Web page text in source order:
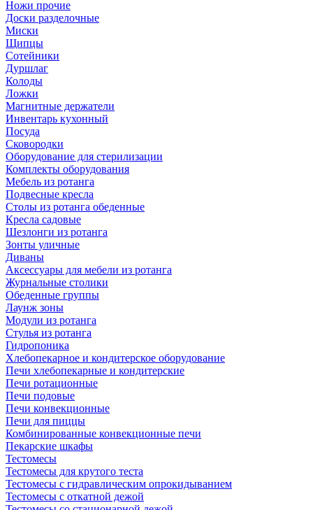
Ножи прочие
Доски разделочные
Миски
Щипцы
Сотейники
Дуршлаг
Колоды
Ложки
Магнитные держатели
Инвентарь кухонный
Посуда
Сковородки
Оборудование для стерилизации
Комплекты оборудования
Мебель из ротанга
Подвесные кресла
Столы из ротанга обеденные
Кресла садовые
Шезлонги из ротанга
Зонты уличные
Диваны
Аксессуары для мебели из ротанга
Журнальные столики
Обеденные группы
Лаунж зоны
Модули из ротанга
Стулья из ротанга
Гидропоника
Хлебопекарное и кондитерское оборудование
Печи хлебопекарные и кондитерские
Печи ротационные
Печи подовые
Печи конвекционные
Печи для пиццы
Комбинированные конвекционные печи
Пекарские шкафы
Тестомесы
Тестомесы для крутого теста
Тестомесы с гидравлическим опрокидыванием
Тестомесы с откатной дежой